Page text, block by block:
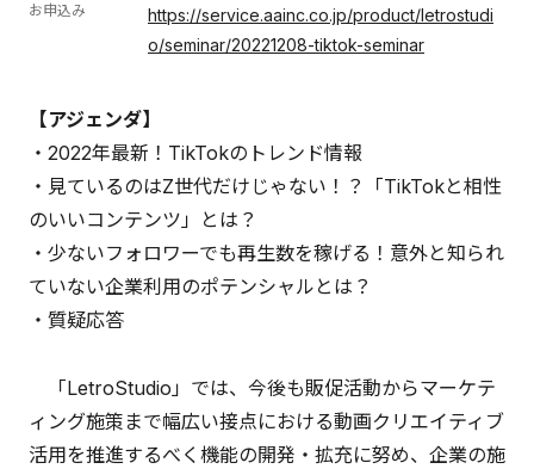
お申込み
https://service.aainc.co.jp/product/letrostudi
o/seminar/20221208-tiktok-seminar
【アジェンダ】
・2022年最新！TikTokのトレンド情報
・見ているのはZ世代だけじゃない！？「TikTokと相性
のいいコンテンツ」とは？
・少ないフォロワーでも再生数を稼げる！意外と知られ
ていない企業利用のポテンシャルとは？
・質疑応答
「LetroStudio」では、今後も販促活動からマーケテ
ィング施策まで幅広い接点における動画クリエイティブ
活用を推進するべく機能の開発・拡充に努め、企業の施